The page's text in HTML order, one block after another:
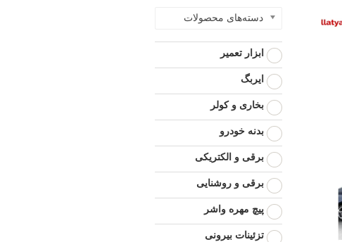
دسته‌های محصولات
ابزار تعمیر
ایربگ
بخاری و کولر
بدنه خودرو
برقی و الکتریکی
برقی و روشنایی
پیچ مهره واشر
تزئینات بیرونی